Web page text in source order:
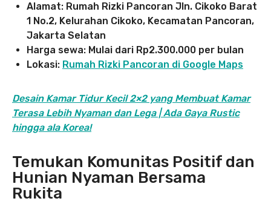
Alamat: Rumah Rizki Pancoran Jln. Cikoko Barat
1 No.2, Kelurahan Cikoko, Kecamatan Pancoran,
Jakarta Selatan
Harga sewa: Mulai dari Rp2.300.000 per bulan
Lokasi: Rumah Rizki Pancoran di Google Maps
Desain Kamar Tidur Kecil 2×2 yang Membuat Kamar
Terasa Lebih Nyaman dan Lega | Ada Gaya Rustic
hingga ala Korea!
Temukan Komunitas Positif dan
Hunian Nyaman Bersama
Rukita